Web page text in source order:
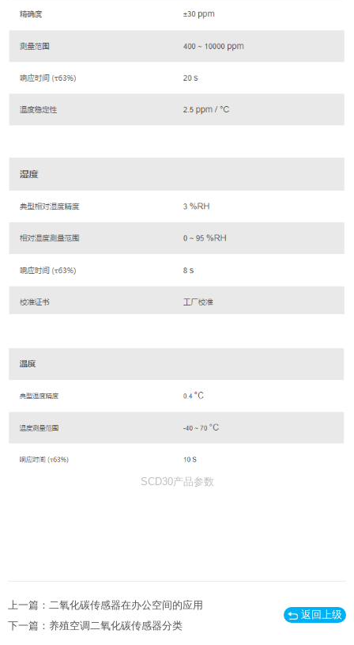
SCD30产品参数
上一篇：二氧化碳传感器在办公空间的应用
下一篇：养殖空调二氧化碳传感器分类
返回上级